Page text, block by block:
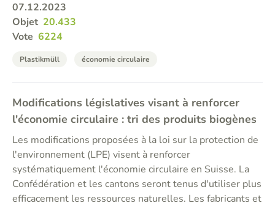
07.12.2023
Objet 20.433
Vote 6224
Plastikmüll économie circulaire
Modifications législatives visant à renforcer
l'économie circulaire : tri des produits biogènes
Les modifications proposées à la loi sur la protection de
l'environnement (LPE) visent à renforcer
systématiquement l'économie circulaire en Suisse. La
Confédération et les cantons seront tenus d'utiliser plus
efficacement les ressources naturelles. Les fabricants et